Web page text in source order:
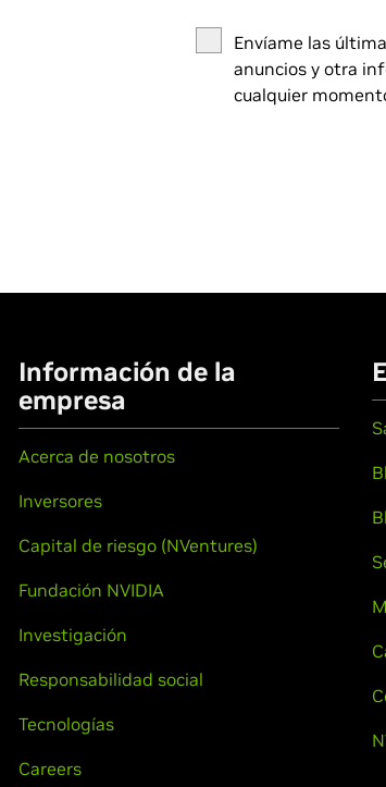
Envíame las
anuncios y otra
cualquier
Información de la
empresa
Acerca de nosotros
Inversores
Capital de riesgo (NVentures)
Fundación NVIDIA
Investigación
Responsabilidad social
Tecnologías
Careers